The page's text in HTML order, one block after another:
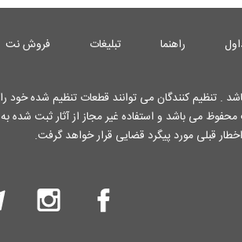
راهنما تبلیغات فروش نت
تنظیم کنندگان می توانند قطعات تنظیم شده خود
قبلی مورد پیگرد قضایی قرار خواهد گرفت.